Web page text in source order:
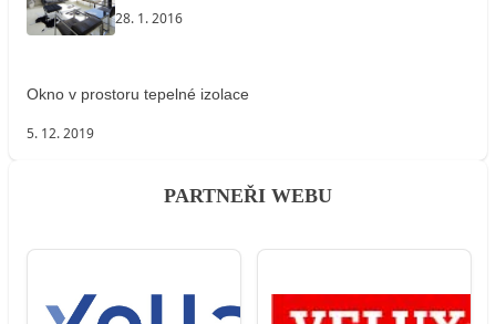
28. 1. 2016
Okno v prostoru tepelné izolace
5. 12. 2019
PARTNEŘI WEBU